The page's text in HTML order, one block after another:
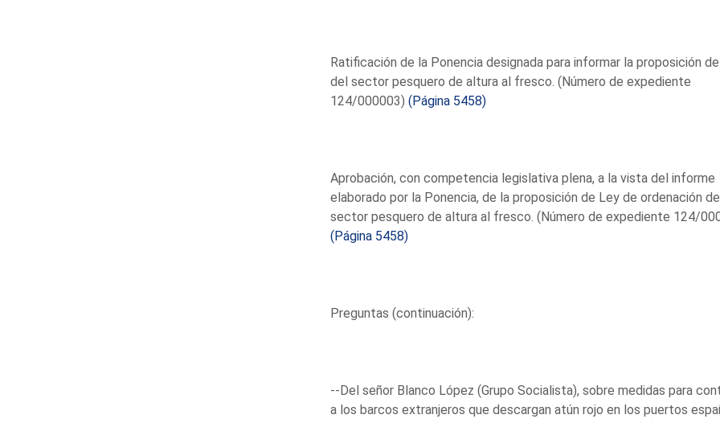
Ratificación de la Ponencia designada para informar la proposición
del sector pesquero de altura al fresco. (Número de expediente
124/000003) (Página 5458)
Aprobación, con competencia legislativa plena, a la vista del informe
elaborado por la Ponencia, de la proposición de Ley de ordenación
sector pesquero de altura al fresco. (Número de expediente 124/
(Página 5458)
Preguntas (continuación):
--Del señor Blanco López (Grupo Socialista), sobre medidas para
a los barcos extranjeros que descargan atún rojo en los puertos